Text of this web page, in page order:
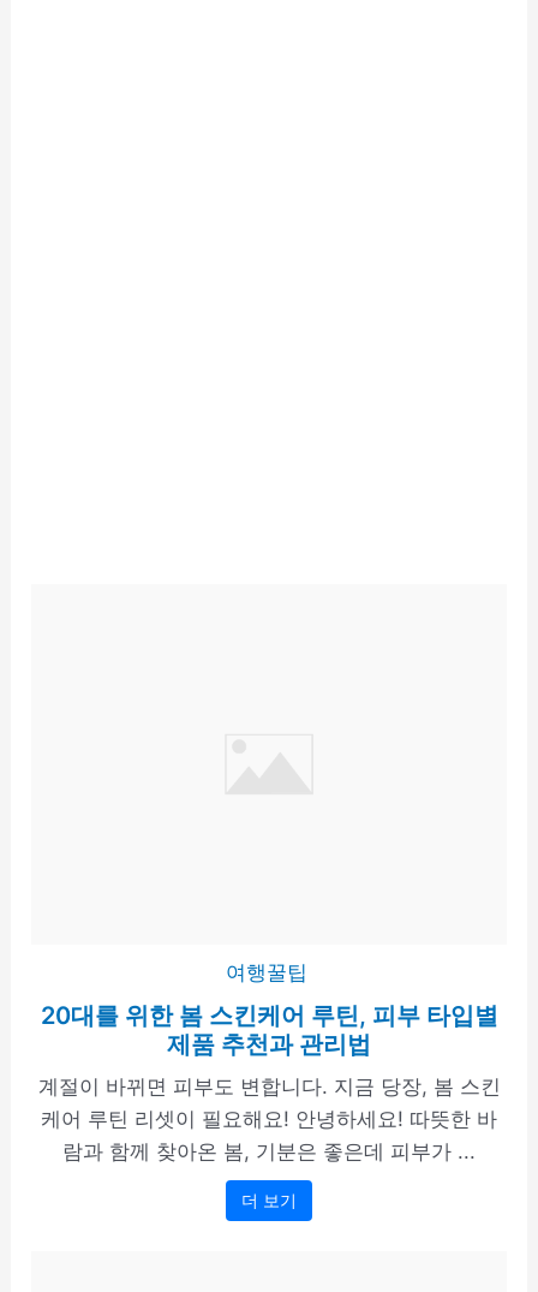
여행꿀팁
20대를 위한 봄 스킨케어 루틴, 피부 타입별
제품 추천과 관리법
계절이 바뀌면 피부도 변합니다. 지금 당장, 봄 스킨
케어 루틴 리셋이 필요해요! 안녕하세요! 따뜻한 바
람과 함께 찾아온 봄, 기분은 좋은데 피부가 ...
더 보기